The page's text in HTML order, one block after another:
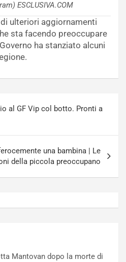
ESCLUSIVA.COM
ulteriori aggiornamenti
sta facendo preoccupare
ha stanziato alcuni
al GF Vip col botto. Pronti a
una bambina | Le
della piccola preoccupano
Mantovan dopo la morte di